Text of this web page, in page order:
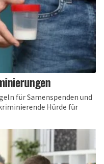
für Samenspenden und
Hürde für